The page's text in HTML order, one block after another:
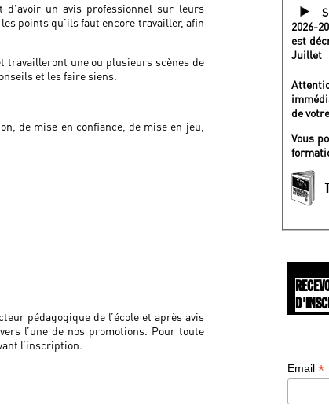
un avis professionnel sur leurs
points qu’ils faut encore travailler, afin
travailleront une ou plusieurs scènes de
et les faire siens.
de mise en confiance, de mise en jeu,
pédagogique de l’école et après avis
l’une de nos promotions. Pour toute
l’inscription.
2026-2027: une audition-
est
Juillet
de
Vous
Email *